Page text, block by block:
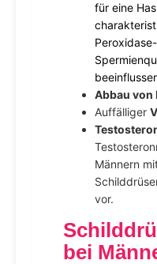
für eine
Abbau von
Auffälliger
Männern
vor.
bei